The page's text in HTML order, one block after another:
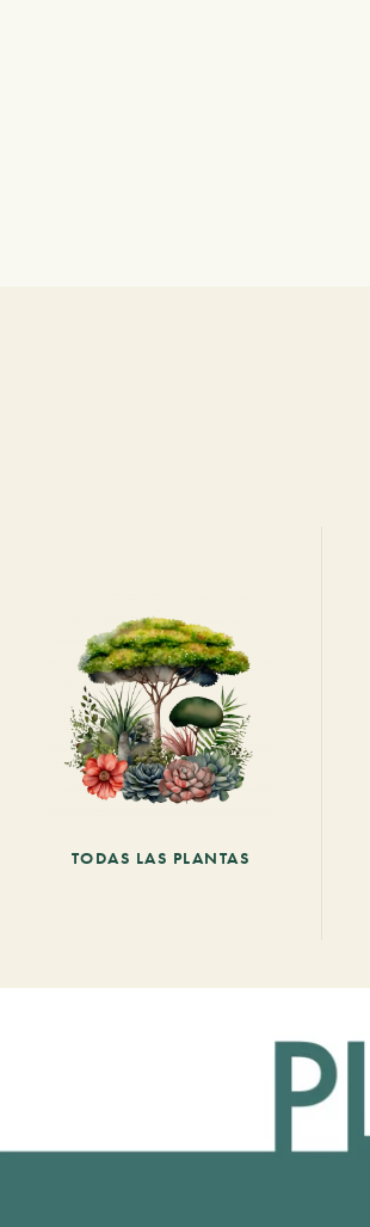
TODAS LAS PLANTAS